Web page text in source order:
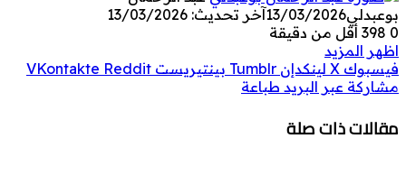
بوعبدلي13/03/2026آخر تحديث: 13/03/2026
0
أقل من دقيقة
اظهر المزيد
فيسبوك ‫X لينكدإن بينتيريست
مشاركة عبر البريد طباعة
مقالات ذات صلة